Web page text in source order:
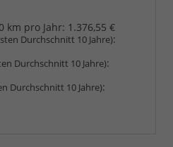
km pro Jahr: 1.376,55 €
Durchschnitt 10 Jahre):
Durchschnitt 10 Jahre):
Durchschnitt 10 Jahre):